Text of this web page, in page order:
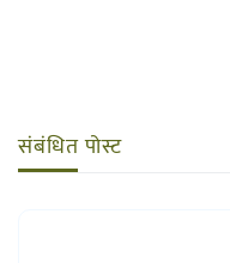
संबंधित पोस्ट